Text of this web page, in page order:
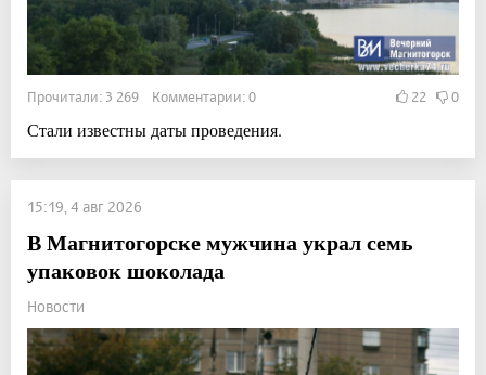
Прочитали: 3 269 Комментарии: 0 22 0
Стали известны даты проведения.
15:19, 4 авг 2026
В Магнитогорске мужчина украл семь
упаковок шоколада
Новости